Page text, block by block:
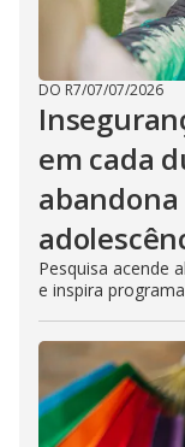
DO R7/07/07/2026
em cada
Pesquisa acende
e inspira